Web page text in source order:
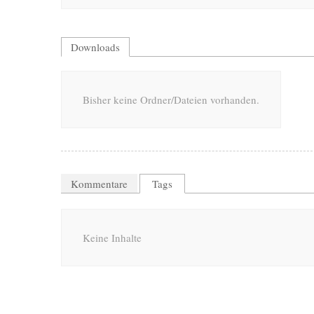
Downloads
Bisher keine Ordner/Dateien vorhanden.
Kommentare Tags
Keine Inhalte